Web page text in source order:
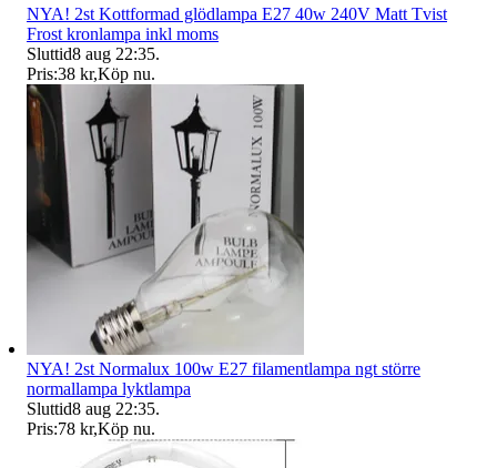
NYA! 2st Kottformad glödlampa E27 40w 240V Matt Tvist
Frost kronlampa inkl moms
Sluttid8 aug 22:35.
Pris:38 kr,Köp nu.
NYA! 2st Normalux 100w E27 filamentlampa ngt större
normallampa lyktlampa
Sluttid8 aug 22:35.
Pris:78 kr,Köp nu.